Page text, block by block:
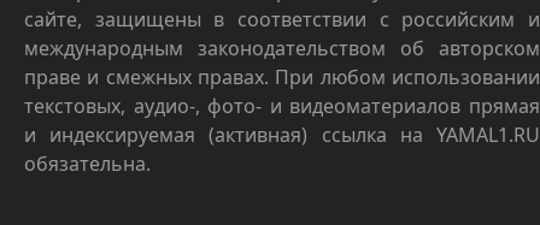
сайте, защищены в соответствии с российским и
международным законодательством об авторском
праве и смежных правах. При любом использовании
текстовых, аудио-, фото- и видеоматериалов прямая
и индексируемая (активная) ссылка на YAMAL1.RU
обязательна.